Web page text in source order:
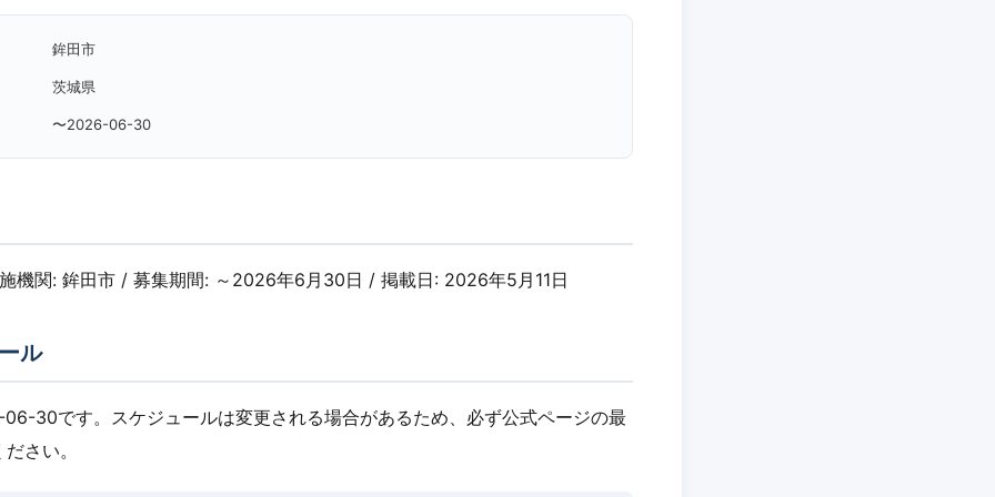
鉾田市
茨城県
〜2026-06-30
機関: 鉾田市 / 募集期間: ～2026年6月30日 / 掲載日: 2026年5月11日
ル
30です。スケジュールは変更される場合があるため、必ず公式ページの最
さい。